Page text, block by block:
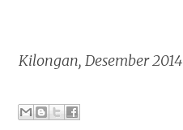
Kilongan, Desember 2014